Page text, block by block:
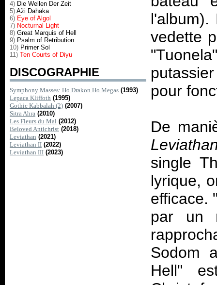
4) Die Wellen Der Zeit
5) Aži Dahāka
6) Eye of Algol
7) Nocturnal Light
8) Great Marquis of Hell
9) Psalm of Retribution
10) Primer Sol
11) Ten Courts of Diyu
DISCOGRAPHIE
Symphony Masses: Ho Drakon Ho Megas (1993)
Lepaca Kliffoth (1995)
Gothic Kabbalah (2) (2007)
Sitra Ahra (2010)
Les Fleurs du Mal (2012)
Beloved Antichrist (2018)
Leviathan (2021)
Leviathan II (2022)
Leviathan III (2023)
vedette
pour
De
single
lyrique,
efficace.
par un
Sodom
Hell"